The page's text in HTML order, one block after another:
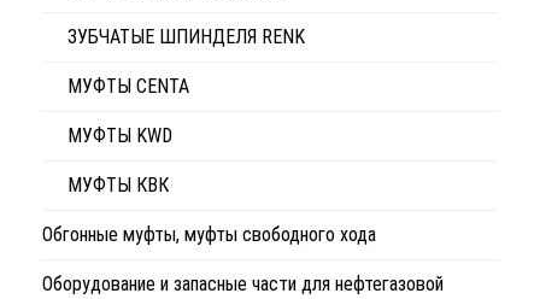
ЗУБЧАТЫЕ ШПИНДЕЛЯ RENK
МУФТЫ CENTA
МУФТЫ KWD
МУФТЫ КВК
Обгонные муфты, муфты свободного хода
Оборудование и запасные части для нефтегазовой